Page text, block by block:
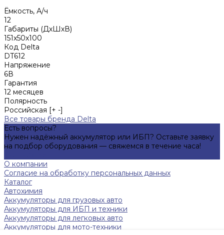
Ёмкость, А/ч
12
Габариты (ДхШхВ)
151х50х100
Код Delta
DT612
Напряжение
6В
Гарантия
12 месяцев
Полярность
Российская [+ -]
Все товары бренда Delta
Есть вопросы?
Нужен надёжный аккумулятор или ИБП? Оставьте заявку
на подбор оборудования — свяжемся в течение часа!
О компании
Согласие на обработку персональных данных
Каталог
Автохимия
Аккумуляторы для грузовых авто
Аккумуляторы для ИБП и техники
Аккумуляторы для легковых авто
Аккумуляторы для мото-техники